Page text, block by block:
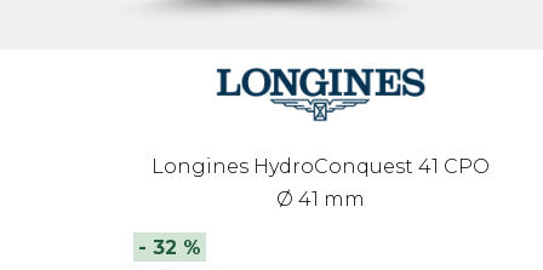
Longines HydroConquest 41 CPO
Ø 41 mm
- 32 %